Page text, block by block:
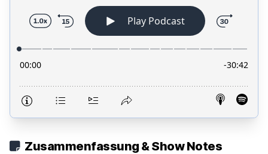
Zusammenfassung & Show Notes